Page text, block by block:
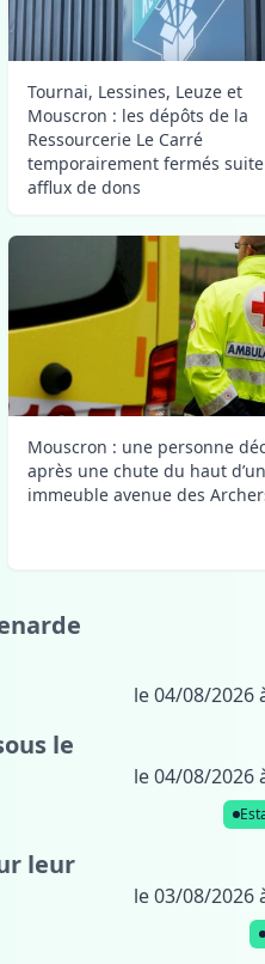
Tournai, Lessines, Leuze et
Mouscron : les dépôts de la
Ressourcerie Le Carré
temporairement fermés
afflux de dons
Mouscron : une personne
après une chute du haut d’un
immeuble avenue des
le 04/08/2026
le
le 04/08/2026
leur
le 03/08/2026